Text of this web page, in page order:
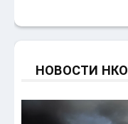
НОВОСТИ НКО